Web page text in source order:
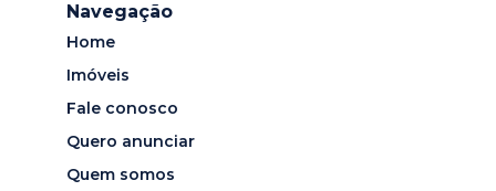
Navegação
Home
Imóveis
Fale conosco
Quero anunciar
Quem somos